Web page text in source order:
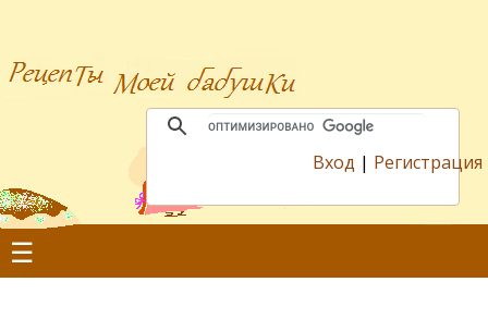
Вход | Регистрация
☰